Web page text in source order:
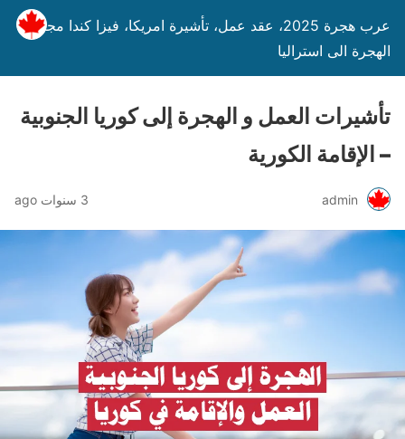
عرب هجرة 2025، عقد عمل، تأشيرة امريكا، فيزا كندا مجانا،
الهجرة الى استراليا
تأشيرات العمل و الهجرة إلى كوريا الجنوبية
– الإقامة الكورية
admin 3 سنوات ago